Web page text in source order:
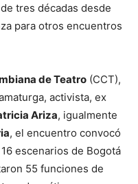
tres décadas desde
para otros encuentros
de Teatro (CCT),
activista, ex
Ariza, igualmente
, el encuentro convocó
escenarios de Bogotá
55 funciones de